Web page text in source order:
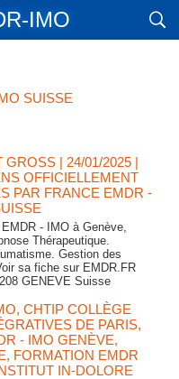
IMO
SUISSE
GROSS | 24/01/2025 |
OFFICIELLEMENT
PAR FRANCE EMDR -
- IMO à Genève,
Thérapeutique.
Gestion des
sa fiche sur EMDR.FR
GENEVE Suisse
, CHTIP COLLÈGE
DE PARIS,
- IMO GENÈVE,
, FORMATION EMDR
IN-DOLORE